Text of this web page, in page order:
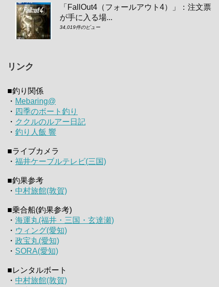
「FallOut4（フォールアウト4）」：注文票
が手に入る場...
34,019件のビュー
リンク
■釣り関係
・ Mebaring@
・ 四季のボート釣り
・ ククルのルアー日記
・ 釣り人飯 響
■ライブカメラ
・ 福井ケーブルテレビ(三国)
■釣果参考
・ 中村旅館(敦賀)
■乗合船(釣果参考)
・ 海運丸(福井・三国・玄達瀬)
・ ウィング(愛知)
・ 政宝丸(愛知)
・ SORA(愛知)
■レンタルボート
・ 中村旅館(敦賀)